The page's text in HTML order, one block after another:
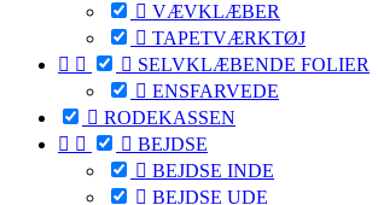
 VÆVKLÆBER
 TAPETVÆRKTØJ
   SELVKLÆBENDE FOLIER
 ENSFARVEDE
 RODEKASSEN
   BEJDSE
 BEJDSE INDE
 BEJDSE UDE